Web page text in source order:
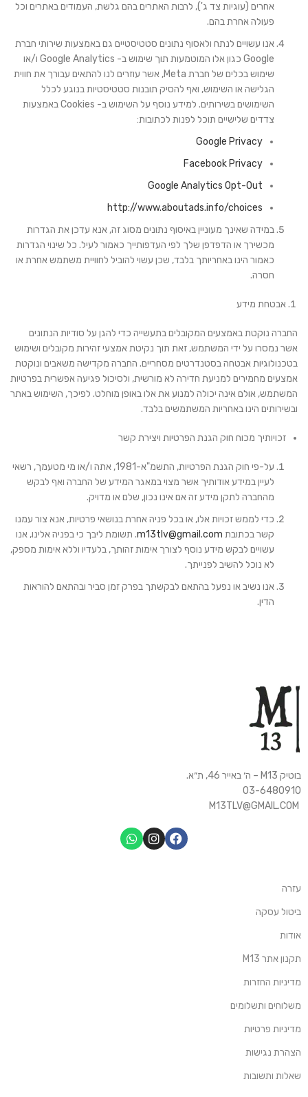
אחרים (עוגיות צד ג'), לרבות האתרים בהם גלשת, העמודים באתרים וכל
פעולה אחרת בהם.
אנו עשויים לנתח ולאסוף נתונים סטטיסטיים גם באמצעות שירותי חברת
Google כגון אלו המוטמעות תוך שימוש ב- Google Analytics ו/או
שימוש בכלים של חברת Meta, אשר עוזרים לנו להתאים עבורך את חווית
הגלישה או השימוש, ואף להסיק תובנות סטטיסטיות בנוגע לכלל
השימושים בשירותים. למידע נוסף על השימוש ב- Cookies באמצעות
צדדים שלישיים תוכל לפנות לכתובות:
Google Privacy
Facebook Privacy
Google Analytics Opt-Out
http://www.aboutads.info/choices
במידה שאינך מעוניין באיסוף נתונים מסוג זה, אנא עדכן את הגדרות
מכשירך או הדפדפן שלך לפי העדפותייך כאמור לעיל. כל שינוי הגדרות
כאמור הינו באחריותך בלבד, שכן עשוי להוביל לחוויית משתמש אחרת או
חסרה.
אבטחת מידע
החברה נוקטת באמצעים המקובלים בתעשייה כדי להגן על סודיות הנתונים
אשר נמסרו על ידי המשתמש, זאת תוך נקיטת אמצעי זהירות מקובלים ושימוש
בטכנולוגיות אבטחה בסטנדרטים מסחריים. החברה מקדישה משאבים ונוקטת
אמצעים מחמירים למניעת חדירה לא מורשית, ולסיכול פגיעה אפשרית בפרטיות
המשתמש, אולם אינה יכולה למנוע את אלו באופן מוחלט. לפיכך, השימוש באתר
ובשירותים הינו באחריות המשתמשים בלבד.
זכויותיך מכוח חוק הגנת הפרטיות ויצירת קשר
על-פי חוק הגנת הפרטיות, התשמ"א-1981, אתה ו/או מי מטעמך, רשאי
לעיין במידע אודותיך אשר מצוי במאגר המידע של החברה ואף לבקש
מהחברה לתקן מידע זה אם אינו נכון, שלם או מדויק.
כדי לממש זכויות אלו, או בכל פניה אחרת בנושאי פרטיות, אנא צור עמנו
קשר בכתובת m13tlv@gmail.com. תשומת ליבך כי בפניה אלינו, אנו
עשויים לבקש מידע נוסף לצורך אימות זהותך, בלעדיו וללא אימות מספק,
לא נוכל להשיב לפנייתך.
אנו נשיב או נפעל בהתאם לבקשתך בפרק זמן סביר ובהתאם להוראות
הדין.
בוטיק M13 – ה׳ באייר 46, ת״א.
03-6480910
עזרה
ביטול עסקה
אודות
תקנון אתר M13
מדיניות החזרות
משלוחים ותשלומים
מדיניות פרטיות
הצהרת נגישות
שאלות ותשובות